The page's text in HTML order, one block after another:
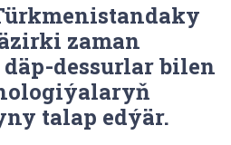
zaman
dessurlar bilen
talap edýär.